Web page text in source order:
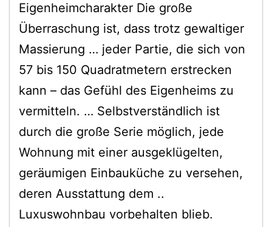
Eigenheimcharakter Die große
Überraschung ist, dass trotz gewaltiger
Massierung … jeder Partie, die sich von
57 bis 150 Quadratmetern erstrecken
kann – das Gefühl des Eigenheims zu
vermitteln. … Selbstverständlich ist
durch die große Serie möglich, jede
Wohnung mit einer ausgeklügelten,
geräumigen Einbauküche zu versehen,
deren Ausstattung dem ..
Luxuswohnbau vorbehalten blieb.